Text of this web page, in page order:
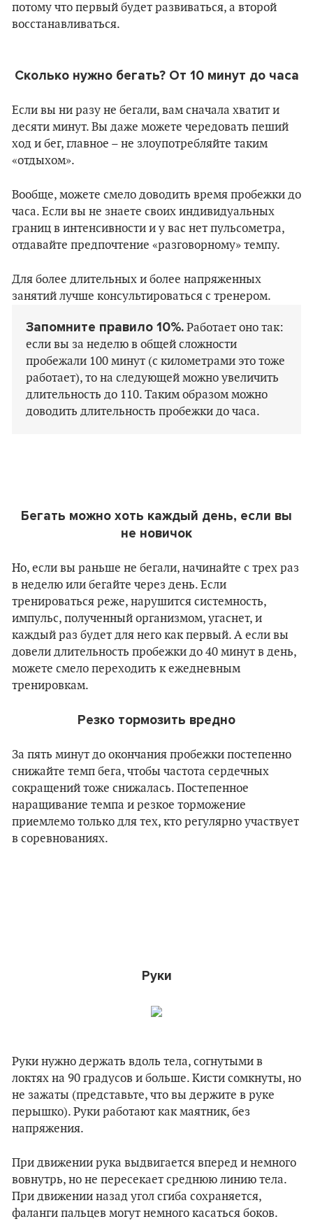
потому что первый будет развиваться, а второй
восстанавливаться.
Сколько нужно бегать? От 10 минут до часа
Если вы ни разу не бегали, вам сначала хватит и
десяти минут. Вы даже можете чередовать пеший
ход и бег, главное – не злоупотребляйте таким
«отдыхом».
Вообще, можете смело доводить время пробежки до
часа. Если вы не знаете своих индивидуальных
границ в интенсивности и у вас нет пульсометра,
отдавайте предпочтение «разговорному» темпу.
Для более длительных и более напряженных
занятий лучше консультироваться с тренером.
Запомните правило 10%. Работает оно так:
если вы за неделю в общей сложности
пробежали 100 минут (с километрами это тоже
работает), то на следующей можно увеличить
длительность до 110. Таким образом можно
доводить длительность пробежки до часа.
Бегать можно хоть каждый день, если вы
не новичок
Но, если вы раньше не бегали, начинайте с трех раз
в неделю или бегайте через день. Если
тренироваться реже, нарушится системность,
импульс, полученный организмом, угаснет, и
каждый раз будет для него как первый. А если вы
довели длительность пробежки до 40 минут в день,
можете смело переходить к ежедневным
тренировкам.
Резко тормозить вредно
За пять минут до окончания пробежки постепенно
снижайте темп бега, чтобы частота сердечных
сокращений тоже снижалась. Постепенное
наращивание темпа и резкое торможение
приемлемо только для тех, кто регулярно участвует
в соревнованиях.
Руки
Руки нужно держать вдоль тела, согнутыми в
локтях на 90 градусов и больше. Кисти сомкнуты, но
не зажаты (представьте, что вы держите в руке
перышко). Руки работают как маятник, без
напряжения.
При движении рука выдвигается вперед и немного
вовнутрь, но не пересекает среднюю линию тела.
При движении назад угол сгиба сохраняется,
фаланги пальцев могут немного касаться боков.